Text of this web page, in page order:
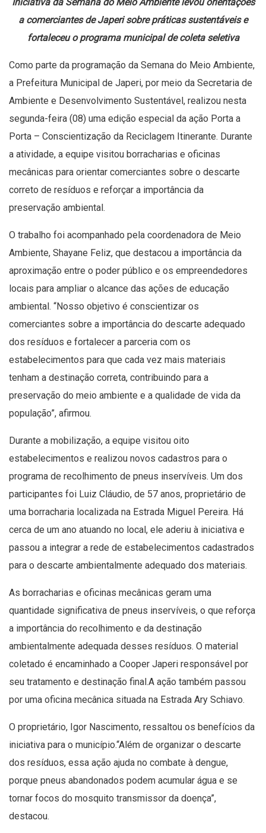
a comerciantes de Japeri sobre práticas sustentáveis e
fortaleceu o programa municipal de coleta seletiva
Como parte da programação da Semana do Meio Ambiente,
a Prefeitura Municipal de Japeri, por meio da Secretaria de
Ambiente e Desenvolvimento Sustentável, realizou nesta
segunda-feira (08) uma edição especial da ação Porta a
Porta – Conscientização da Reciclagem Itinerante. Durante
a atividade, a equipe visitou borracharias e oficinas
mecânicas para orientar comerciantes sobre o descarte
correto de resíduos e reforçar a importância da
preservação ambiental.
O trabalho foi acompanhado pela coordenadora de Meio
Ambiente, Shayane Feliz, que destacou a importância da
aproximação entre o poder público e os empreendedores
locais para ampliar o alcance das ações de educação
ambiental. “Nosso objetivo é conscientizar os
comerciantes sobre a importância do descarte adequado
dos resíduos e fortalecer a parceria com os
estabelecimentos para que cada vez mais materiais
tenham a destinação correta, contribuindo para a
preservação do meio ambiente e a qualidade de vida da
população”, afirmou.
Durante a mobilização, a equipe visitou oito
estabelecimentos e realizou novos cadastros para o
programa de recolhimento de pneus inservíveis. Um dos
participantes foi Luiz Cláudio, de 57 anos, proprietário de
uma borracharia localizada na Estrada Miguel Pereira. Há
cerca de um ano atuando no local, ele aderiu à iniciativa e
passou a integrar a rede de estabelecimentos cadastrados
para o descarte ambientalmente adequado dos materiais.
As borracharias e oficinas mecânicas geram uma
quantidade significativa de pneus inservíveis, o que reforça
a importância do recolhimento e da destinação
ambientalmente adequada desses resíduos. O material
coletado é encaminhado a Cooper Japeri responsável por
seu tratamento e destinação final.A ação também passou
por uma oficina mecânica situada na Estrada Ary Schiavo.
O proprietário, Igor Nascimento, ressaltou os benefícios da
iniciativa para o município.“Além de organizar o descarte
dos resíduos, essa ação ajuda no combate à dengue,
porque pneus abandonados podem acumular água e se
tornar focos do mosquito transmissor da doença”,
destacou.